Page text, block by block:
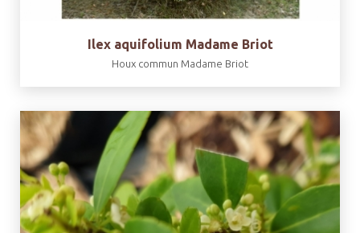
Ilex aquifolium Madame Briot
Houx commun Madame Briot